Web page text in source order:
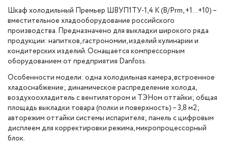
Шкаф холодильный Премьер ШВУП1ТУ-1,4 К (В/Prm, +1…+10) –
вместительное хладооборудование российского
производства. Предназначено для выкладки широкого ряда
продукции: напитков, гастрономии, изделий кулинарии и
кондитерских изделий. Оснащается компрессорным
оборудованием от предприятия Danfoss.
Особенности модели: одна холодильная камера, встроенное
хладоснабжение; динамическое распределение холода,
воздухоохладитель с вентилятором и ТЭНом оттайки; общая
площадь выкладки товара (полки и поверхность) – 3,8 м2;
авторежим оттайки системы испарителя; панель с цифровым
дисплеем для корректировки режима, микропроцессорный
блок.